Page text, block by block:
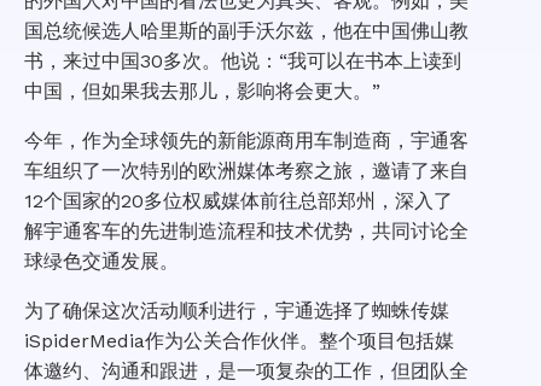
国总统候选人哈里斯的副手沃尔兹，他在中国佛山教
书，来过中国30多次。他说：“我可以在书本上读到
中国，但如果我去那儿，影响将会更大。”
今年，作为全球领先的新能源商用车制造商，宇通客
车组织了一次特别的欧洲媒体考察之旅，邀请了来自
12个国家的20多位权威媒体前往总部郑州，深入了
解宇通客车的先进制造流程和技术优势，共同讨论全
球绿色交通发展。
为了确保这次活动顺利进行，宇通选择了蜘蛛传媒
iSpiderMedia作为公关合作伙伴。整个项目包括媒
体邀约、沟通和跟进，是一项复杂的工作，但团队全